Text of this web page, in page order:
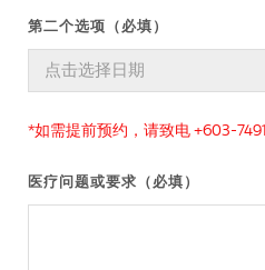
第二个选项（必填）
*如需提前预约，请致电 +603-
医疗问题或要求（必填）